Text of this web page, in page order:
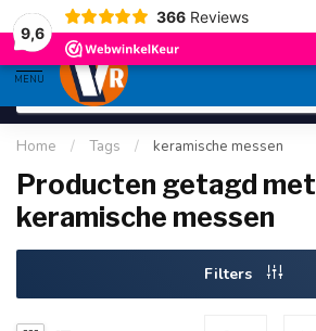
9,6
366 Reviews
gratis verzending>80,-
MENU
Home / Tags / keramische messen
Producten getagd met
keramische messen
Filters